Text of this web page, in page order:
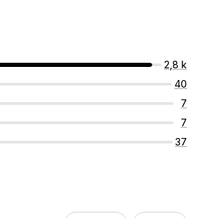
2,8 k
40
7
7
37